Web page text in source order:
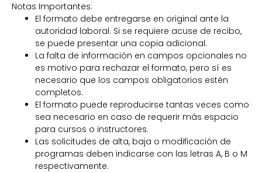
Notas Importantes:
El formato debe entregarse en original ante la
autoridad laboral. Si se requiere acuse de recibo,
se puede presentar una copia adicional.
La falta de información en campos opcionales no
es motivo para rechazar el formato, pero sí es
necesario que los campos obligatorios estén
completos.
El formato puede reproducirse tantas veces como
sea necesario en caso de requerir más espacio
para cursos o instructores.
Las solicitudes de alta, baja o modificación de
programas deben indicarse con las letras A, B o M
respectivamente.